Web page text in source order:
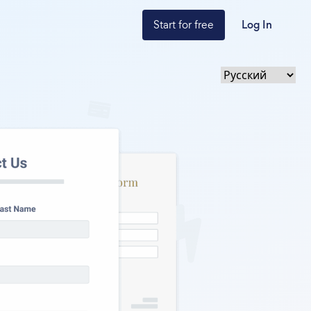
Start for free Log In